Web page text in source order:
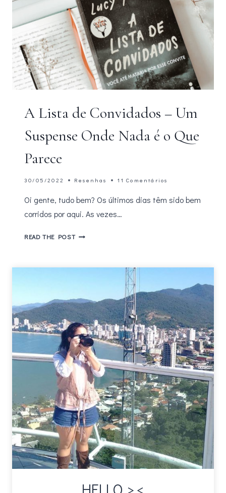
A Lista de Convidados – Um
Suspense Onde Nada é o Que
Parece
30/05/2022 Resenhas 11 Comentários
Oi gente, tudo bem? Os últimos dias têm sido bem
corridos por aqui. As vezes…
READ THE POSTA
CONVIDADOS
SUSPENSE
ONDE
NADA
É
O
QUE
PARECE